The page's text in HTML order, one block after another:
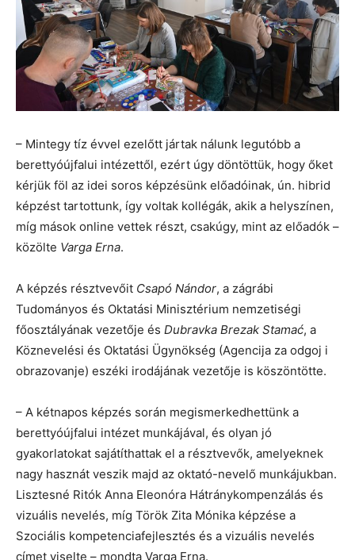
– Mintegy tíz évvel ezelőtt jártak nálunk legutóbb a
berettyóújfalui intézettől, ezért úgy döntöttük, hogy őket
kérjük föl az idei soros képzésünk előadóinak, ún. hibrid
képzést tartottunk, így voltak kollégák, akik a helyszínen,
míg mások online vettek részt, csakúgy, mint az előadók –
közölte Varga Erna.
A képzés résztvevőit Csapó Nándor, a zágrábi
Tudományos és Oktatási Minisztérium nemzetiségi
főosztályának vezetője és Dubravka Brezak Stamać, a
Köznevelési és Oktatási Ügynökség (Agencija za odgoj i
obrazovanje) eszéki irodájának vezetője is köszöntötte.
– A kétnapos képzés során megismerkedhettünk a
berettyóújfalui intézet munkájával, és olyan jó
gyakorlatokat sajátíthattak el a résztvevők, amelyeknek
nagy hasznát veszik majd az oktató-nevelő munkájukban.
Lisztesné Ritók Anna Eleonóra Hátránykompenzálás és
vizuális nevelés, míg Török Zita Mónika képzése a
Szociális kompetenciafejlesztés és a vizuális nevelés
címet viselte – mondta Varga Erna.